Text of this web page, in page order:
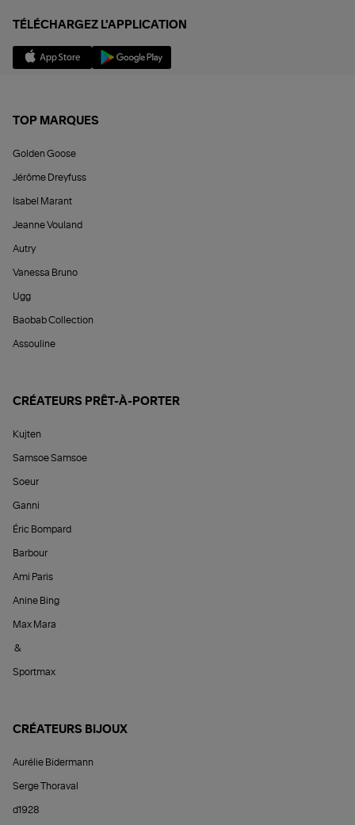
TÉLÉCHARGEZ L'APPLICATION
TOP MARQUES
Golden Goose
Jérôme Dreyfuss
Isabel Marant
Jeanne Vouland
Autry
Vanessa Bruno
Ugg
Baobab Collection
Assouline
CRÉATEURS PRÊT-À-PORTER
Kujten
Samsoe Samsoe
Soeur
Ganni
Éric Bompard
Barbour
Ami Paris
Anine Bing
Max Mara
&
Sportmax
CRÉATEURS BIJOUX
Aurélie Bidermann
Serge Thoraval
d1928